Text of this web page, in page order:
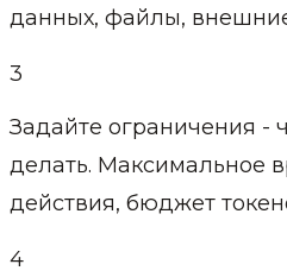
данных, файлы,
3
Задайте ограничения -
делать. Максимальное
действия, бюджет
4